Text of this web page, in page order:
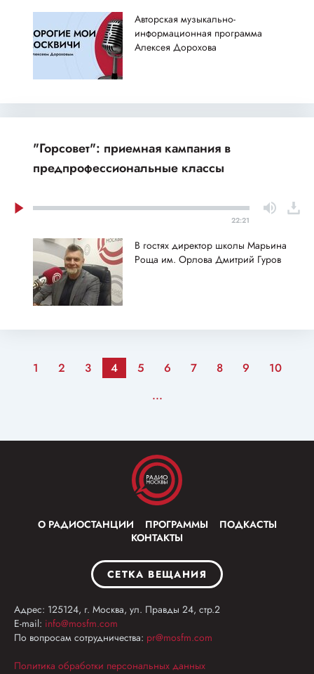
Авторская музыкально-
информационная программа
Алексея Дорохова
"Горсовет": приемная кампания в
предпрофессиональные классы
22:21
В гостях директор школы Марьина
Роща им. Орлова Дмитрий Гуров
1 2 3 4 5 6 7 8 9
10
...
О РАДИОСТАНЦИИ ПРОГРАММЫ
ПОДКАСТЫ
КОНТАКТЫ
СЕТКА ВЕЩАНИЯ
Адрес: 125124, г. Москва, ул. Правды 24, стр.2
E-mail: info@mosfm.com
По вопросам сотрудничества: pr@mosfm.com
Политика обработки персональных данных